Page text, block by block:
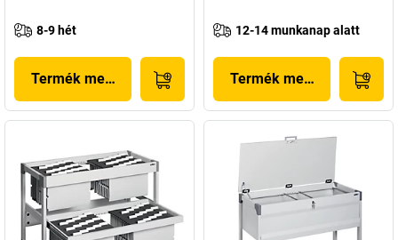
8-9 hét
Termék megjelenítése
12-14 munkanap alatt
Termék megjelenítése